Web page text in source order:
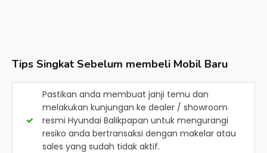
Tips Singkat Sebelum membeli Mobil Baru
Pastikan anda membuat janji temu dan
melakukan kunjungan ke dealer / showroom
resmi Hyundai Balikpapan untuk mengurangi
resiko anda bertransaksi dengan makelar atau
sales yang sudah tidak aktif.